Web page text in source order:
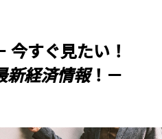
今すぐ見たい！
新経済情報！ －